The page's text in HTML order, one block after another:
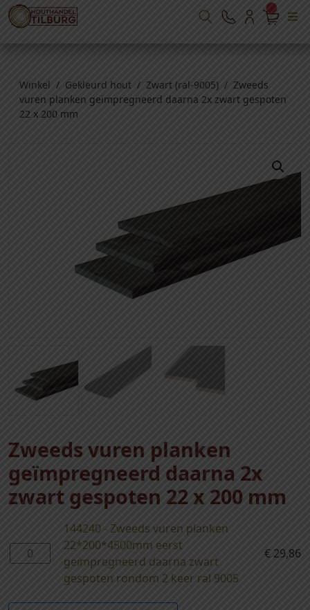
Winkel / Gekleurd hout / Zwart (ral-9005) / Zweeds
vuren planken geïmpregneerd daarna 2x zwart gespoten
22 x 200 mm
Zweeds vuren planken
geïmpregneerd daarna 2x
zwart gespoten 22 x 200 mm
4
2
144240 - Zweeds vuren planken
22*200*4500mm eerst
geïmpregneerd daarna zwart
gespoten rondom 2 keer ral 9005
€ 29,86